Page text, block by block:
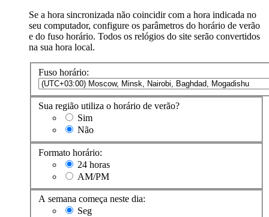
Se a hora sincronizada não coincidir com a hora indicada no
seu computador, configure os parâmetros do horário de verão
e do fuso horário. Todos os relógios do site serão convertidos
na sua hora local.
Fuso horário:
Sua região utiliza o horário de verão?
Sim
Não
Formato horário:
24 horas
AM/PM
A semana começa neste dia:
Seg